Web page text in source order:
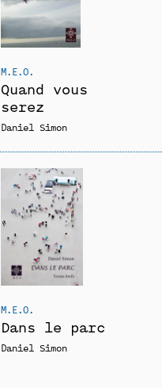
M.E.O.
Quand vous
serez
Daniel Simon
M.E.O.
Dans le parc
Daniel Simon